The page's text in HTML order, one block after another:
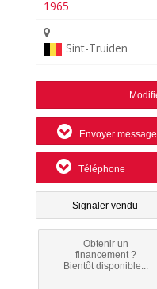
1965
Sint-Truiden
Envoyer message
Téléphone
Signaler vendu
Obtenir un
financement ?
Bientôt disponible...